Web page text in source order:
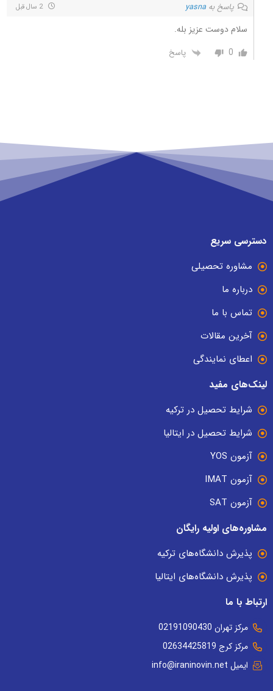
پاسخ به yasna 2 سال قبل
سلام دوست عزیز بله.
0
پاسخ
دسترسی سریع
مشاوره تحصیلی
درباره ما
تماس با ما
آخرین مقالات
اعطای نمایندگی
لینک‌های مفید
شرایط تحصیل در ترکیه
شرایط تحصیل در ایتالیا
آزمون YOS
آزمون IMAT
آزمون SAT
مشاوره‌های اولیه رایگان
پذیرش دانشگاه‌های ترکیه
پذیرش دانشگاه‌های ایتالیا
ارتباط با ما
مرکز تهران 02191090430
مرکز کرج 02634425819
ایمیل info@iraninovin.net